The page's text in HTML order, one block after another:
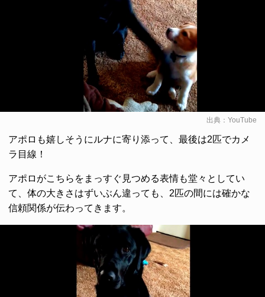
出典： YouTube
アポロも嬉しそうにルナに寄り添って、最後は2匹でカメ
ラ目線！
アポロがこちらをまっすぐ見つめる表情も堂々としてい
て、体の大きさはずいぶん違っても、2匹の間には確かな
信頼関係が伝わってきます。